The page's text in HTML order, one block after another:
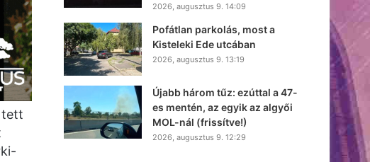
tett
2026, augusztus 9. 14:09
Pofátlan parkolás, most a
Kisteleki Ede utcában
2026, augusztus 9. 13:19
Újabb három tűz: ezúttal a 47-
es mentén, az egyik az algyői
MOL-nál (frissítve!)
2026, augusztus 9. 12:29